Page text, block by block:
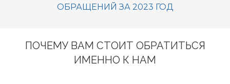
ОБРАЩЕНИЙ ЗА 2023 ГОД
ПОЧЕМУ ВАМ СТОИТ ОБРАТИТЬСЯ
ИМЕННО К НАМ